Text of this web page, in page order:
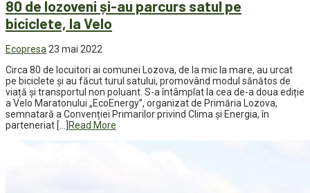
80 de lozoveni și-au parcurs satul pe
biciclete, la Velo
Ecopresa23 mai 2022
Circa 80 de locuitori ai comunei Lozova, de la mic la mare, au urcat
pe biciclete și au făcut turul satului, promovând modul sănătos de
viață și transportul non poluant. S-a întâmplat la cea de-a doua ediție
a Velo Maratonului „EcoEnergy”, organizat de Primăria Lozova,
semnatară a Convenției Primarilor privind Clima și Energia, în
parteneriat […] Read More